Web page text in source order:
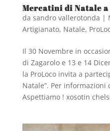
Mercatini di Natale
da sandro vallerotonda |
Artigianato, Natale,
Il 30 Novembre in
di Zagarolo e 13 e 14
la ProLoco invita a
Natale”. Per informazioni
Aspettiamo ! xosotin